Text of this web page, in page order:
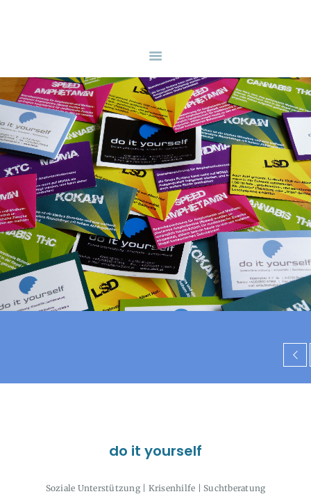
INFOS & LINKS
NEWS
KONTAKTDATEN
ONLINEBERATUNG
do it yourself
Soziale Unterstützung | Krisenhilfe | Suchtberatung